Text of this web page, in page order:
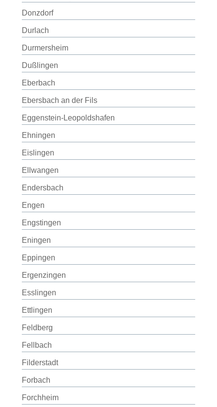
Donzdorf
Durlach
Durmersheim
Dußlingen
Eberbach
Ebersbach an der Fils
Eggenstein-Leopoldshafen
Ehningen
Eislingen
Ellwangen
Endersbach
Engen
Engstingen
Eningen
Eppingen
Ergenzingen
Esslingen
Ettlingen
Feldberg
Fellbach
Filderstadt
Forbach
Forchheim